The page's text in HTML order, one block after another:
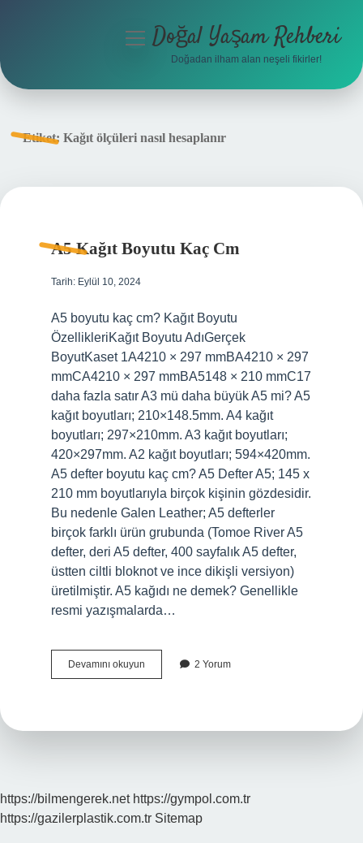
menüyüDoğal Yaşam Rehberi
Doğadan ilham alan neşeli fikirler!
Etiket: Kağıt ölçüleri nasıl hesaplanır
A5 Kağıt Boyutu Kaç Cm
Tarih: Eylül 10, 2024
A5 boyutu kaç cm? Kağıt Boyutu
ÖzellikleriKağıt Boyutu AdıGerçek
BoyutKaset 1A4210 × 297 mmBA4210 × 297
mmCA4210 × 297 mmBA5148 × 210 mmC17
daha fazla satır A3 mü daha büyük A5 mi? A5
kağıt boyutları; 210×148.5mm. A4 kağıt
boyutları; 297×210mm. A3 kağıt boyutları;
420×297mm. A2 kağıt boyutları; 594×420mm.
A5 defter boyutu kaç cm? A5 Defter A5; 145 x
210 mm boyutlarıyla birçok kişinin gözdesidir.
Bu nedenle Galen Leather; A5 defterler
birçok farklı ürün grubunda (Tomoe River A5
defter, deri A5 defter, 400 sayfalık A5 defter,
üstten ciltli bloknot ve ince dikişli versiyon)
üretilmiştir. A5 kağıdı ne demek? Genellikle
resmi yazışmalarda…
Devamını okuyun
Kağıt
2 Yorum
https://bilmengerek.net https://gympol.com.tr
https://gazilerplastik.com.tr Sitemap